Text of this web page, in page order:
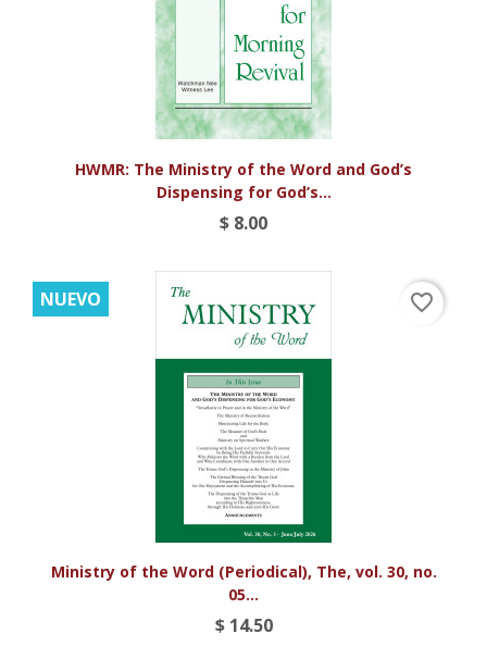
HWMR: The Ministry of the Word and God’s
Dispensing for God’s...
$ 8.00
Ministry of the Word (Periodical), The, vol. 30, no.
05...
$ 14.50
NUEVO favorite_border